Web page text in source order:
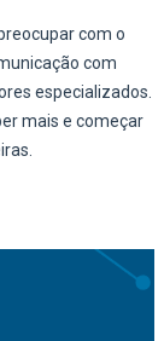
com o
com
especializados.
mais e começar